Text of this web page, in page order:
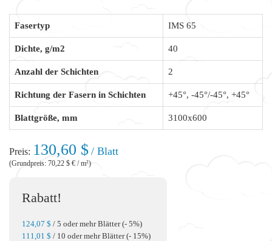
Fasertyp IMS 65
Dichte, g/m2 40
Anzahl der Schichten 2
Richtung der Fasern in Schichten +45°, -45°/-45°, +45°
Blattgröße, mm 3100x600
Preis: 130,60 $ / Blatt
(Grundpreis: 70,22 $ € / m²)
Rabatt!
124,07 $ / 5 oder mehr Blätter (- 5%)
111,01 $ / 10 oder mehr Blätter (- 15%)